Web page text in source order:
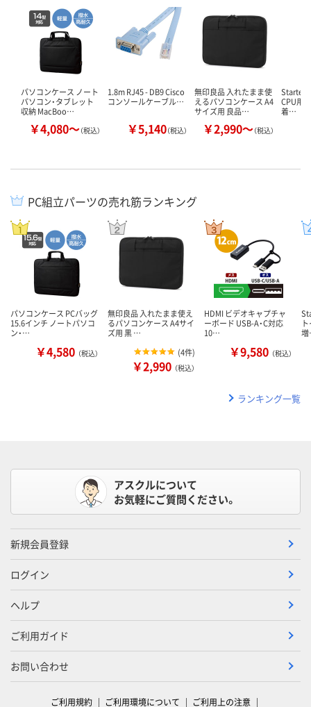
パソコンケース ノート
パソコン・タブレット
収納 MacBoo…
￥4,080～（税込）
1.8m RJ45 - DB9 Cisco
コンソールケーブル…
￥5,140（税込）
無印良品 入れたまま使
えるパソコンケース A4
サイズ用 良品…
￥2,990～（税込）
CPU用
着…
PC組立パーツの売れ筋ランキング
パソコンケース PCバッグ
15.6インチ ノートパソコ
ン・…
￥4,580 （税込）
無印良品 入れたまま使え
るパソコンケース A4サイ
ズ用 黒 …
(4件)
￥2,990 （税込）
HDMI ビデオキャプチャ
ーボード USB-A・C対応
10…
￥9,580 （税込）
ランキング一覧
アスクルについて
お気軽にご質問ください。
新規会員登録
ログイン
ヘルプ
ご利用ガイド
お問い合わせ
ご利用規約 ご利用環境について ご利用上の注意